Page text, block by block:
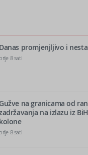
Danas promjenjljivo i
prije 8 sati
Gužve na granicama od
na izlazu iz
kolone
prije 8 sati